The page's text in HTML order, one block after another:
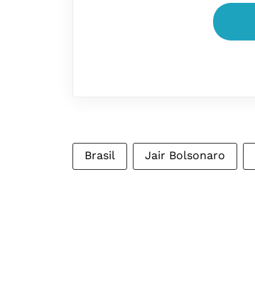
Brasil Jair Bolsonaro